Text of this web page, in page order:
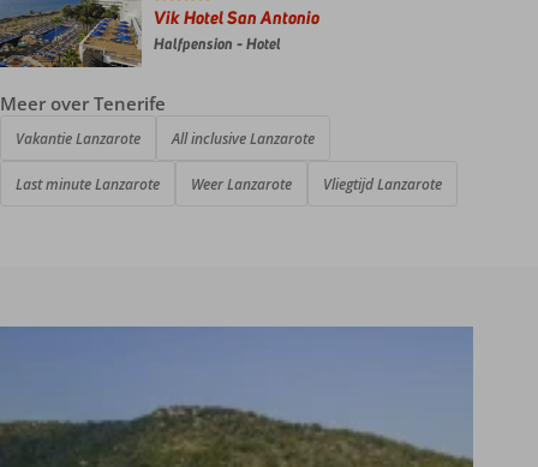
Vik Hotel San Antonio
Halfpension - Hotel
Meer over Tenerife
Vakantie Lanzarote All inclusive Lanzarote
Last minute Lanzarote Weer Lanzarote Vliegtijd Lanzarote